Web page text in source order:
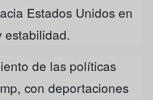
Estados Unidos en
estabilidad.
de las políticas
con deportaciones